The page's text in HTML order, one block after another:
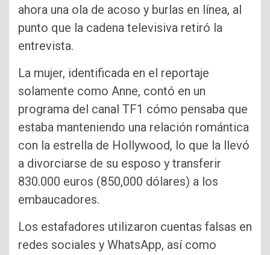
ahora una ola de acoso y burlas en línea, al
punto que la cadena televisiva retiró la
entrevista.
La mujer, identificada en el reportaje
solamente como Anne, contó en un
programa del canal TF1 cómo pensaba que
estaba manteniendo una relación romántica
con la estrella de Hollywood, lo que la llevó
a divorciarse de su esposo y transferir
830.000 euros (850,000 dólares) a los
embaucadores.
Los estafadores utilizaron cuentas falsas en
redes sociales y WhatsApp, así como